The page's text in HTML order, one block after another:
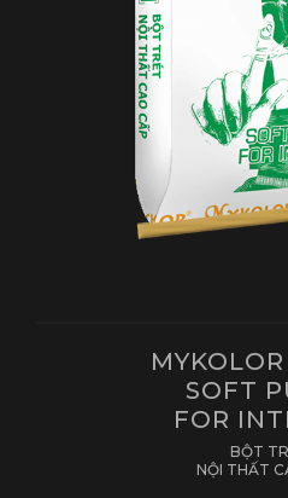
SOFT
FOR
BỘT
NỘI THẤT